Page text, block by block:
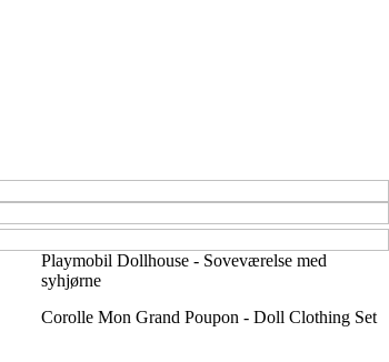
Playmobil Dollhouse - Soveværelse med
syhjørne
Corolle Mon Grand Poupon - Doll Clothing Set